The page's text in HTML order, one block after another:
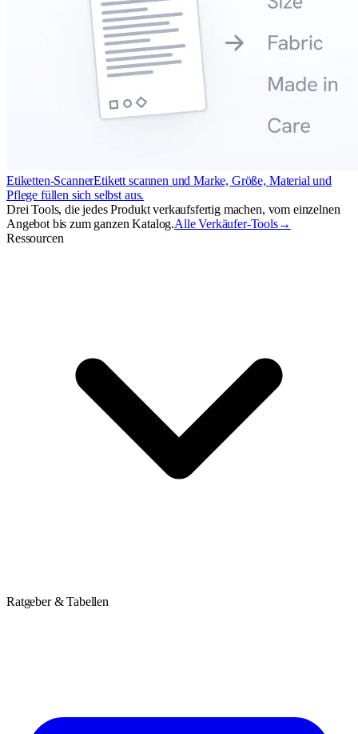
Etiketten-ScannerEtikett scannen und Marke, Größe, Material und
Pflege füllen sich selbst aus.
Drei Tools, die jedes Produkt verkaufsfertig machen, vom einzelnen
Angebot bis zum ganzen Katalog.Alle Verkäufer-Tools→
Ressourcen
Ratgeber & Tabellen